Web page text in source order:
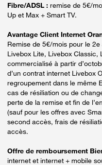
Fibre/ADSL : remise de 5€/
Up et Max + Smart TV.
Avantage Client Internet
Remise de 5€/mois pour le
Livebox Lite, Livebox Classic,
commercialisé à partir
d’un contrat internet Livebox
regroupement dans le même
cas de résiliation ou de
perte de la remise et fin de
(sauf pour les offres avec
second accès, frais de
accès.
Offre de remboursement
internet et internet + mobile